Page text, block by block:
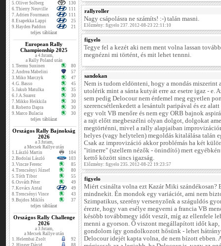
5.Oliver Solberg
130
6.Thierry Neuville
111
7.Adrien Fourmaux
111
8.Esapekka Lappi
25
9.Hayden Paddon 21
teljes táblázat
European Rally
Championship 2025
a 4.futam,
a Rally Poland után
1.Teemu Suninen
80
2.Andrea Mabelini
57
3.Miko Marczyk
47
4.G. Basso
45
5.Jakub Matulka
35
6.J.A.Suarez
30
7.Mikko Heikkila
30
8.Roberto Dapra
30
9.Marco Bulacia 30
teljes táblázat
Országos Rally Bajnokság
2026
a 3.futam,
a Mecsek Rallye után
1.László Martin
104
2.Bodolai László
103
3.Vincze Ferenc
85
4.Trencsényi József
80
5.Tóth Tibor
55
6.Osváth Péter
49
7.Kovács Antal
49
8.Trencsényi Vince
43
9.Bujdos Miklós 37
teljes táblázat
Országos Rally Challenge
2026
a 3.futam,
a Mecsek Rallye után
1. Helembai Zsolt
92
2. Hinger Dávid
88
rallyroller
Nagy csápolásra ne számíts! :-) talán masni.
Előzmény: figyelo 237. 2012-08-23 22:11:10
figyelo
Tegye fel a kezét aki nem ment volna lassan
megnézni mi történt, és mit lehet tennni.
sandokan
Nem is tudom eldönteni, hogy a mondás miszerint
utolérik mint a sánta kutyát erre az esetre igaz - e.
sem pedig Delocour nem érdemel meg egyetlen
szerencsétlenkedett a lesántult paripával és ez
egy volt VB menőre és nem egy ORB bajnok
a rajt előtt megbeszélni olyan dolgot, dolgokat
megtörténni, mivel a rally alapjaiban
helyes (vagy helytelen) megoldás kitalálása talán
Csak az improvizáció akkor problémás ha két
"itinerre" (szellem nézők - önindító) mert
kettő között sincs igazság.
Előzmény: figyelo 235. 2012-08-22 19:23:57
figyelo
Miért csinálta volna ezt Kazár Miki szándékosan?
mindnekit. Én mondok egy variációt, ami nem
Szimpatikus, szerény versenyzőnk a száguldós
érezte, hogy van esélye megverni a francia VB
késöbb továbbmegy időt veszít, míg az ellenfele
menni a gyorson. Ő viszont megállapított időt
gondolom így gondolkozott hősünk - lehet
Delocour idejét kapta volna, de nem bízott ebben.